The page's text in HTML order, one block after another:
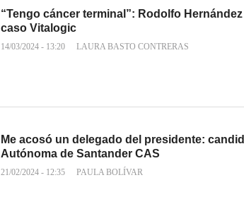
“Tengo cáncer terminal”: Rodolfo
caso Vitalogic
14/03/2024 - 13:20 LAURA BASTO CONTRERAS
Me acosó un delegado del presidente:
Autónoma de Santander CAS
21/02/2024 - 12:35 PAULA BOLÍVAR